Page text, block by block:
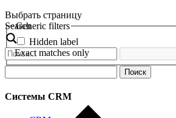
Выбрать страницу
Search
Generic filters
Hidden label
Exact matches only
Системы CRM